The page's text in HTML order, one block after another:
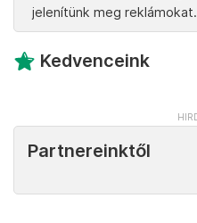
jelenítünk meg reklámokat.
Kedvenceink
Partnereinktől